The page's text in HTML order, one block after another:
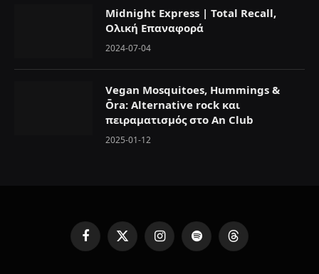
Midnight Express | Total Recall,
Ολική Επαναφορά
2024-07-04
Vegan Mosquitoes, Hummings &
Ōra: Alternative rock και
πειραματισμός στο An Club
2025-01-12
F
X
I
S
T